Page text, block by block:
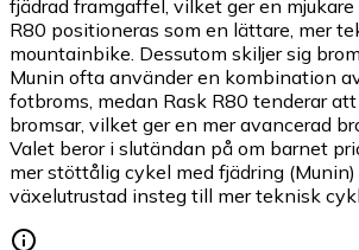
fjädrad framgaffel, vilket ger en
R80 positioneras som en lättare, mer
mountainbike. Dessutom skiljer sig
Munin ofta använder en kombination
fotbroms, medan Rask R80 tenderar
bromsar, vilket ger en mer avancerad
Valet beror i slutändan på om barnet
mer stöttålig cykel med fjädring
växelutrustad insteg till mer teknisk